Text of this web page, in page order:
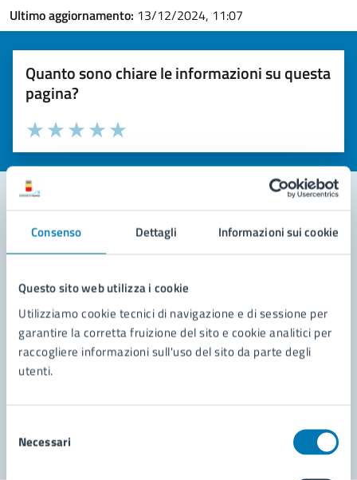
Consenso Dettagli Informazioni sui cookie
Questo sito web utilizza i cookie
Utilizziamo cookie tecnici di navigazione e di sessione per
garantire la corretta fruizione del sito e cookie analitici per
raccogliere informazioni sull'uso del sito da parte degli
utenti.
delNecessari
Ultimo aggiornamento: 13/12/2024, 11:07
Quanto sono chiare le informazioni su questa
pagina?
Valuta la chiarezza delle informazioni (da 1 a 5 stelle)
Seleziona il numero di stelle per valutare la chiarezza delle
Valuta 5 stelle su 5
Valuta 4 stelle su 5
Valuta 3 stelle su 5
Valuta 2 stelle su 5
Valuta 1 stelle su 5
Contatta il comune
Richiedi assistenza
Prenota appuntamento
Problemi in città